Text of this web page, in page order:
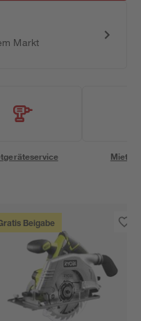
Markt
Beigabe